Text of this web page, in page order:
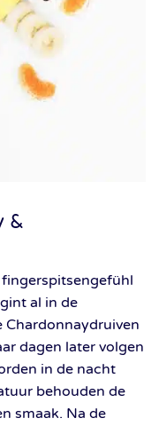
&
al in de
Chardonnaydruiven
dagen later volgen
in de nacht
behouden de
smaak. Na de